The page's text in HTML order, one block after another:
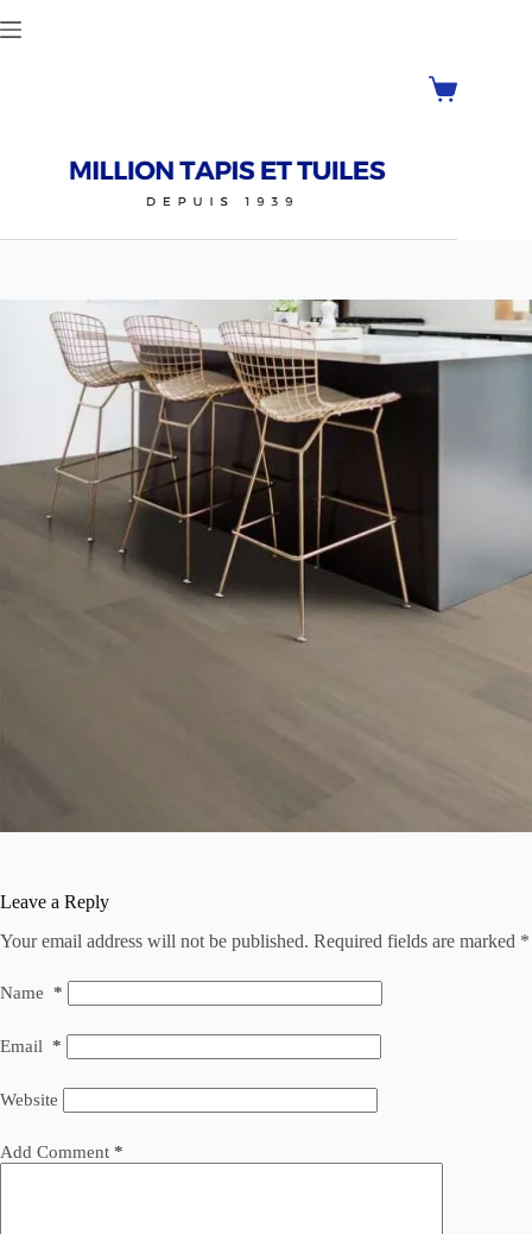
Leave a Reply
Your email address will not be published. Required fields are marked *
Name *
Email *
Website
Add Comment *